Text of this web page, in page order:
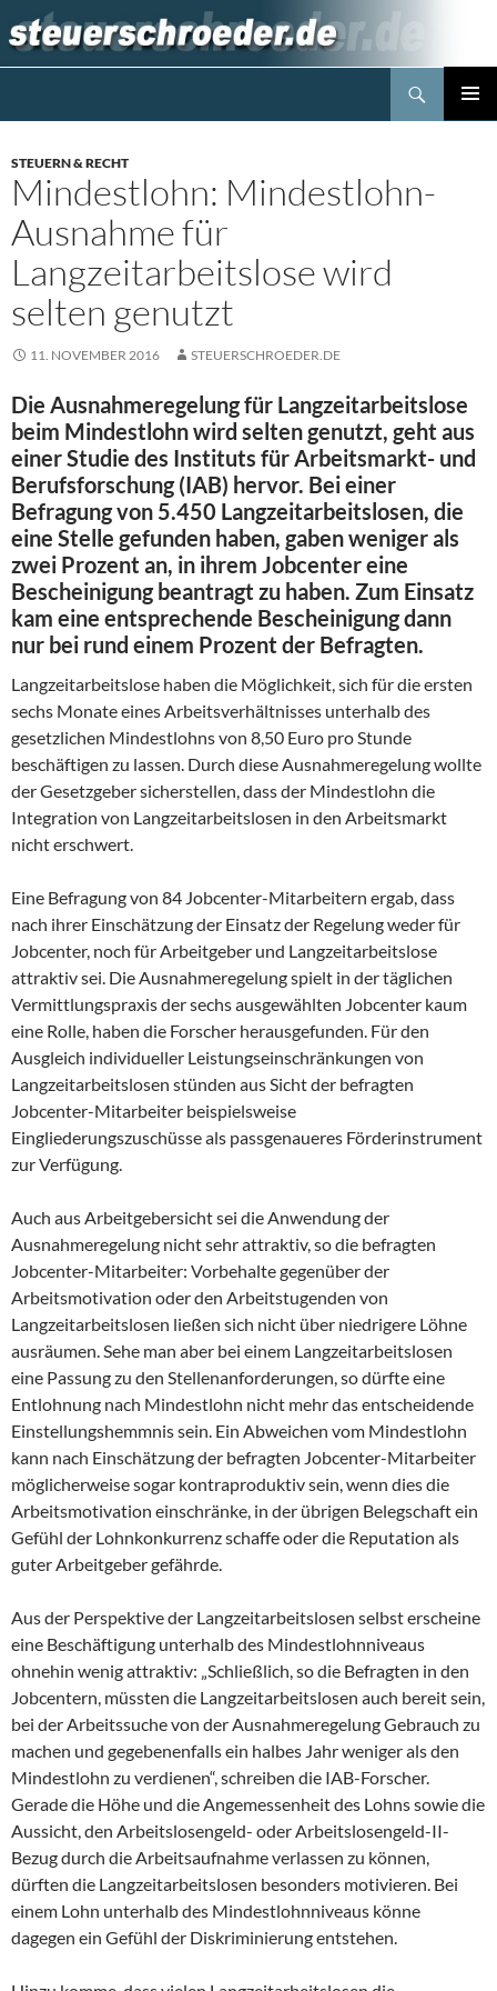
Inhalt
springen
STEUERN & RECHT
Mindestlohn: Mindestlohn-
Ausnahme für
Langzeitarbeitslose wird
selten genutzt
11. NOVEMBER 2016 STEUERSCHROEDER.DE
Die Ausnahmeregelung für Langzeitarbeitslose
beim Mindestlohn wird selten genutzt, geht aus
einer Studie des Instituts für Arbeitsmarkt- und
Berufsforschung (IAB) hervor. Bei einer
Befragung von 5.450 Langzeitarbeitslosen, die
eine Stelle gefunden haben, gaben weniger als
zwei Prozent an, in ihrem Jobcenter eine
Bescheinigung beantragt zu haben. Zum Einsatz
kam eine entsprechende Bescheinigung dann
nur bei rund einem Prozent der Befragten.
Langzeitarbeitslose haben die Möglichkeit, sich für die ersten
sechs Monate eines Arbeitsverhältnisses unterhalb des
gesetzlichen Mindestlohns von 8,50 Euro pro Stunde
beschäftigen zu lassen. Durch diese Ausnahmeregelung wollte
der Gesetzgeber sicherstellen, dass der Mindestlohn die
Integration von Langzeitarbeitslosen in den Arbeitsmarkt
nicht erschwert.
Eine Befragung von 84 Jobcenter-Mitarbeitern ergab, dass
nach ihrer Einschätzung der Einsatz der Regelung weder für
Jobcenter, noch für Arbeitgeber und Langzeitarbeitslose
attraktiv sei. Die Ausnahmeregelung spielt in der täglichen
Vermittlungspraxis der sechs ausgewählten Jobcenter kaum
eine Rolle, haben die Forscher herausgefunden. Für den
Ausgleich individueller Leistungseinschränkungen von
Langzeitarbeitslosen stünden aus Sicht der befragten
Jobcenter-Mitarbeiter beispielsweise
Eingliederungszuschüsse als passgenaueres Förderinstrument
zur Verfügung.
Auch aus Arbeitgebersicht sei die Anwendung der
Ausnahmeregelung nicht sehr attraktiv, so die befragten
Jobcenter-Mitarbeiter: Vorbehalte gegenüber der
Arbeitsmotivation oder den Arbeitstugenden von
Langzeitarbeitslosen ließen sich nicht über niedrigere Löhne
ausräumen. Sehe man aber bei einem Langzeitarbeitslosen
eine Passung zu den Stellenanforderungen, so dürfte eine
Entlohnung nach Mindestlohn nicht mehr das entscheidende
Einstellungshemmnis sein. Ein Abweichen vom Mindestlohn
kann nach Einschätzung der befragten Jobcenter-Mitarbeiter
möglicherweise sogar kontraproduktiv sein, wenn dies die
Arbeitsmotivation einschränke, in der übrigen Belegschaft ein
Gefühl der Lohnkonkurrenz schaffe oder die Reputation als
guter Arbeitgeber gefährde.
Aus der Perspektive der Langzeitarbeitslosen selbst erscheine
eine Beschäftigung unterhalb des Mindestlohnniveaus
ohnehin wenig attraktiv: „Schließlich, so die Befragten in den
Jobcentern, müssten die Langzeitarbeitslosen auch bereit sein,
bei der Arbeitssuche von der Ausnahmeregelung Gebrauch zu
machen und gegebenenfalls ein halbes Jahr weniger als den
Mindestlohn zu verdienen“, schreiben die IAB-Forscher.
Gerade die Höhe und die Angemessenheit des Lohns sowie die
Aussicht, den Arbeitslosengeld- oder Arbeitslosengeld-II-
Bezug durch die Arbeitsaufnahme verlassen zu können,
dürften die Langzeitarbeitslosen besonders motivieren. Bei
einem Lohn unterhalb des Mindestlohnniveaus könne
dagegen ein Gefühl der Diskriminierung entstehen.